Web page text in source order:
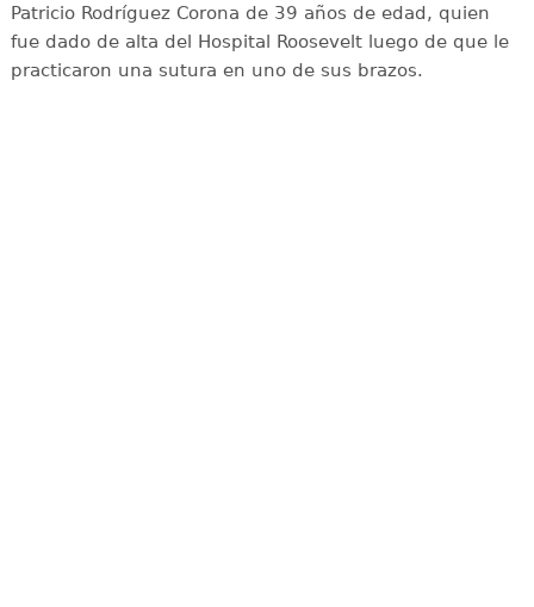
Patricio Rodríguez Corona de 39 años de edad, quien
fue dado de alta del Hospital Roosevelt luego de que le
practicaron una sutura en uno de sus brazos.